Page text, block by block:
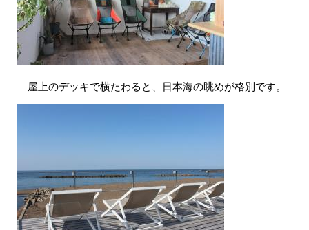
屋上のデッキで横たわると、日本海の眺めが格別です。​